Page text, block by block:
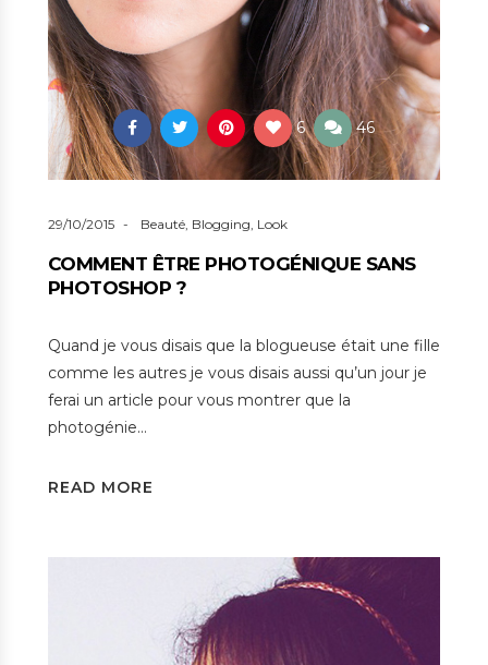
6 46
29/10/2015 Beauté, Blogging, Look
COMMENT ÊTRE PHOTOGÉNIQUE SANS
PHOTOSHOP ?
Quand je vous disais que la blogueuse était une fille
comme les autres je vous disais aussi qu’un jour je
ferai un article pour vous montrer que la
photogénie…
READ MORE